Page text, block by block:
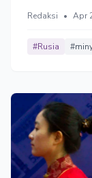
beroperasi
pasokan
Redaksi • Apr
#Rusia